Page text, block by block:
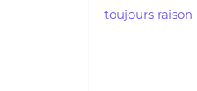
toujours raison